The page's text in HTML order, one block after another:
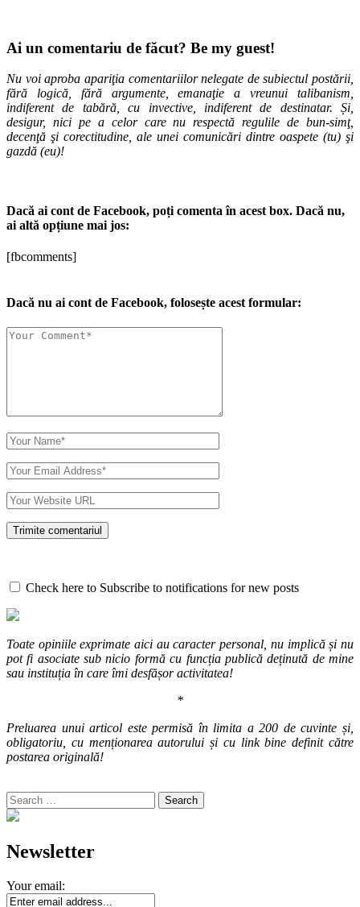
Ai un comentariu de făcut? Be my guest!
Nu voi aproba apariţia comentariilor nelegate de subiectul postării,
fără logică, fără argumente, emanaţie a vreunui talibanism,
indiferent de tabără, cu invective, indiferent de destinatar. Și,
desigur, nici pe a celor care nu respectă regulile de bun-simţ,
decenţă şi corectitudine, ale unei comunicări dintre oaspete (tu) şi
gazdă (eu)!
Dacă ai cont de Facebook, poți comenta în acest box. Dacă nu,
ai altă opțiune mai jos:
[fbcomments]
Dacă nu ai cont de Facebook, folosește acest formular:
Check here to Subscribe to notifications for new posts
Toate opiniile exprimate aici au caracter personal, nu implică și nu
pot fi asociate sub nicio formă cu funcția publică deținută de mine
sau instituția în care îmi desfășor activitatea!
*
Preluarea unui articol este permisă în limita a 200 de cuvinte și,
obligatoriu, cu menționarea autorului și cu link bine definit către
postarea originală!
Search
for:
Newsletter
Your email: